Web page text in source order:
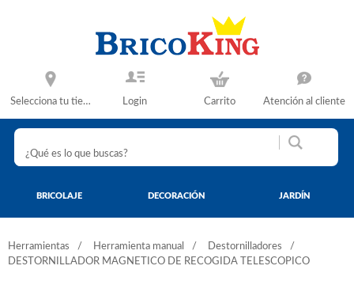
Selecciona tu tienda Login Carrito Atención al cliente
BRICOLAJE DECORACIÓN JARDÍN
Herramientas Herramienta manual
Destornilladores
DESTORNILLADOR MAGNETICO DE RECOGIDA TELESCOPICO